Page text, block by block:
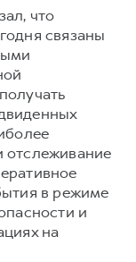
что
связаны
отслеживание
в режиме
и
на